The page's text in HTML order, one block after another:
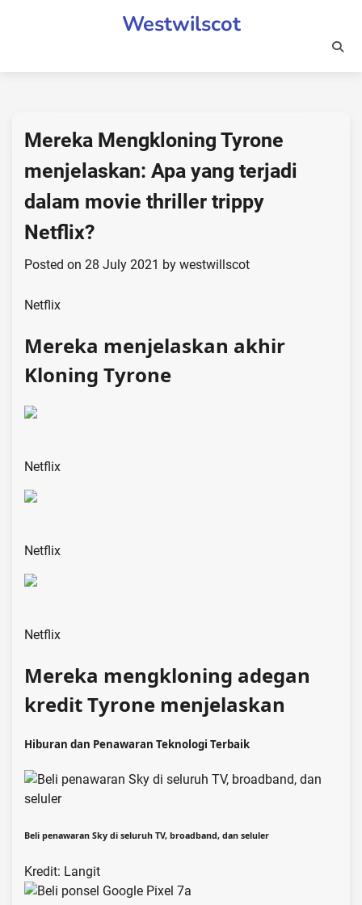
Westwilscot
Mereka Mengkloning Tyrone
menjelaskan: Apa yang terjadi
dalam movie thriller trippy
Netflix?
Posted on 28 July 2021 by westwillscot
Netflix
Mereka menjelaskan akhir
Kloning Tyrone
Netflix
Netflix
Netflix
Mereka mengkloning adegan
kredit Tyrone menjelaskan
Hiburan dan Penawaran Teknologi Terbaik
Beli penawaran Sky di seluruh TV, broadband, dan seluler
Kredit: Langit